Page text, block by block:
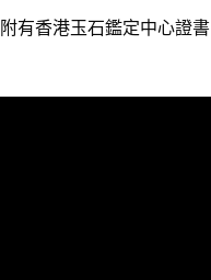
附有香港玉石鑑定中心證書